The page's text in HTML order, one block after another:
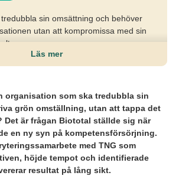
sin omsättning och behöver
utan att kompromissa med sin
kräver fler affärsansvariga, chefer
TNG för att de förstod affären snabbt,
och rekryterade
träffsäkra tillsättningar som resultat.
Läs mer
organisation som ska tredubbla sin
grön omställning, utan att tappa det
Det är frågan Biototal ställde sig när
en ny syn på kompetensförsörjning.
med TNG som
höjde tempot och identifierade
resultat på lång sikt.